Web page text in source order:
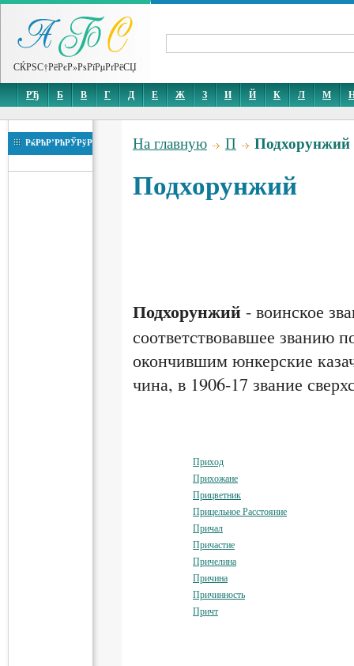
СЌРЅС†РёРєР»РѕРїРµРґРёСЏ
РЂ Б В Г Д Е Ж З И Й К Л М
РќРћР’РћРЎРўР На главную П Подхорунжий
Подхорунжий
Подхорунжий - воинское
соответствовавшее званию
окончившим юнкерские
чина, в 1906-17 звание
Приход
Прихожане
Прицветник
Прицельное Расстояние
Причал
Причастие
Причелина
Причина
Причинность
Причт